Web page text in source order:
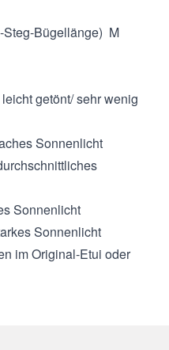
Steg-Bügellänge) M
getönt/ sehr wenig
Sonnenlicht
Sonnenlicht
Sonnenlicht
im Original-Etui oder